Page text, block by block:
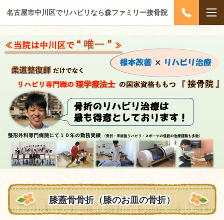
名古屋市中川区でリハビリなら森ファミリー接骨院
膝蓋骨骨折（膝のお皿の骨折）